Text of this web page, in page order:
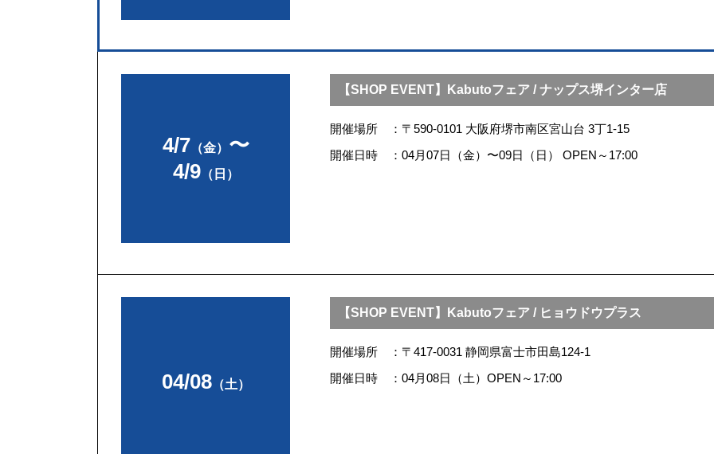
4/7 （金） 〜
4/9（日）
【SHOP EVENT】Kabutoフェア / ナップス堺インター店
開催場所
〒590-0101 大阪府堺市南区宮山台 3丁1-15
開催日時
04月07日（金）〜09日（日） OPEN～17:00
04/08（土）
【SHOP EVENT】Kabutoフェア / ヒョウドウプラス
開催場所
〒417-0031 静岡県富士市田島124-1
開催日時
04月08日（土）OPEN～17:00